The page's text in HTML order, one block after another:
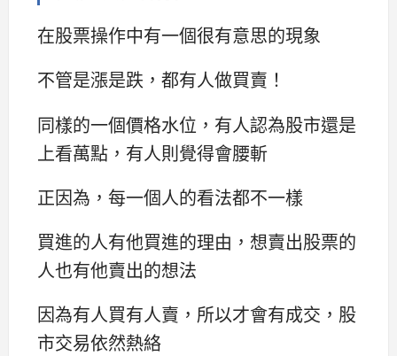
在股票操作中有一個很有意思的現象
不管是漲是跌，都有人做買賣！
同樣的一個價格水位，有人認為股市還是
上看萬點，有人則覺得會腰斬
正因為，每一個人的看法都不一樣
買進的人有他買進的理由，想賣出股票的
人也有他賣出的想法
因為有人買有人賣，所以才會有成交，股
市交易依然熱絡